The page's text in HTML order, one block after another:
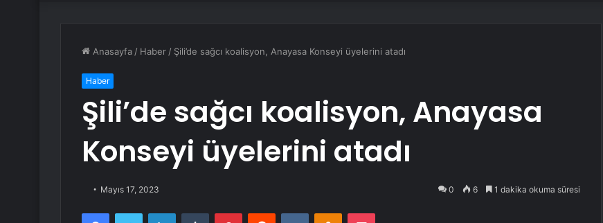
Anasayfa / Haber / Şili’de sağcı koalisyon, Anayasa Konseyi üyelerini atadı
Haber
Şili’de sağcı koalisyon, Anayasa
Konseyi üyelerini atadı
Mayıs 17, 2023 0 6 1 dakika okuma süresi
FacebookTwitter LinkedInTumblr PinterestReddit VKontakteOdnoklassniki
Pocket